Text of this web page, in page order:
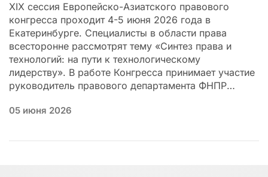
XIX сессия Европейско-Азиатского правового
конгресса проходит 4-5 июня 2026 года в
Екатеринбурге. Специалисты в области права
всесторонне рассмотрят тему «Синтез права и
технологий: на пути к технологическому
лидерству». В работе Конгресса принимает участие
руководитель правового департамента ФНПР…
05 июня 2026